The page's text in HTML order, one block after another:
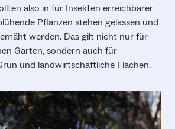
also in für Insekten erreichbarer
Pflanzen stehen gelassen und
werden. Das gilt nicht nur für
Garten, sondern auch für
und landwirtschaftliche Flächen.